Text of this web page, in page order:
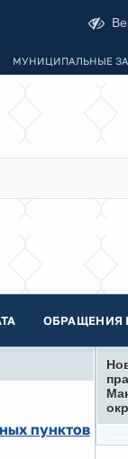
МУНИЦИПАЛЬНЫЕ
ОБРАЩЕНИЯ
пунктов